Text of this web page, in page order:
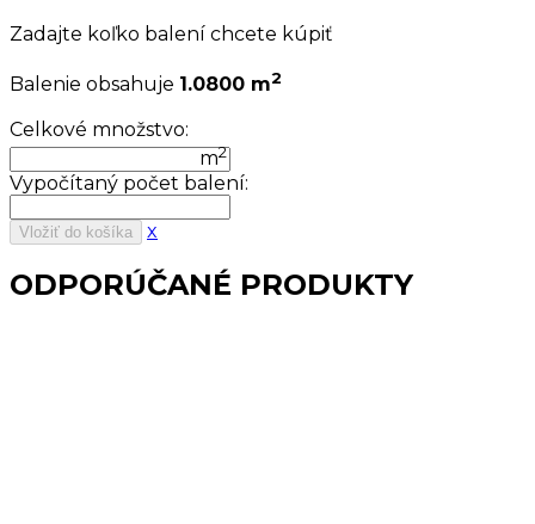
Zadajte koľko balení chcete kúpiť
Balenie obsahuje 1.0800 m2
Celkové množstvo:
m2
Vypočítaný počet balení:
Vložiť do košíka x
ODPORÚČANÉ PRODUKTY